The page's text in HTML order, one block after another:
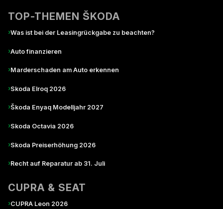
TOP-THEMEN ŠKODA
›Was ist bei der Leasingrückgabe zu beachten?
›Auto finanzieren
›Marderschaden am Auto erkennen
›Skoda Elroq 2026
›Škoda Enyaq Modelljahr 2027
›Skoda Octavia 2026
›Skoda Preiserhöhung 2026
›Recht auf Reparatur ab 31. Juli
CUPRA & SEAT
›CUPRA Leon 2026